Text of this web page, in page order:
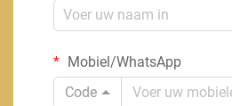
Mobiel/WhatsApp
Code